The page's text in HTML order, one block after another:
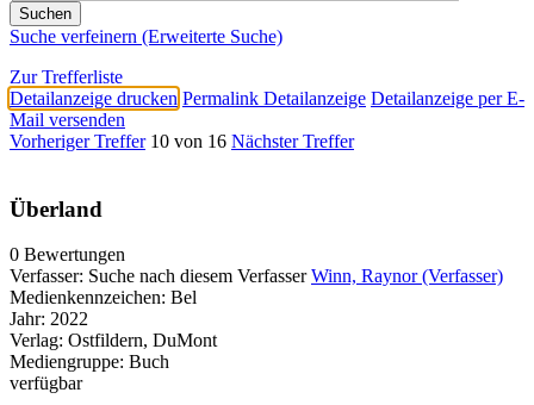
Suche verfeinern (Erweiterte Suche)
Zur Trefferliste
Detailanzeige drucken Permalink Detailanzeige Detailanzeige per E-
Mail versenden
Vorheriger Treffer 10 von 16 Nächster Treffer
Überland
0 Bewertungen
Verfasser: Suche nach diesem Verfasser Winn, Raynor (Verfasser)
Medienkennzeichen: Bel
Jahr: 2022
Verlag: Ostfildern, DuMont
Mediengruppe: Buch
verfügbar